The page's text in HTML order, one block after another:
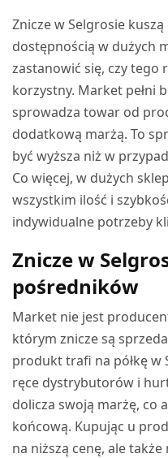
Znicze w Selgrosie
dostępnością w dużych
zastanowić się, czy tego
korzystny. Market pełni
sprowadza towar od
dodatkową marżą. To
być wyższa niż w
Co więcej, w dużych
wszystkim ilość i
indywidualne potrzeby
Znicze w
pośredników
Market nie jest
którym znicze są
produkt trafi na półkę w
ręce dystrybutorów i
dolicza swoją marżę, co
końcową. Kupując u
na niższą cenę, ale